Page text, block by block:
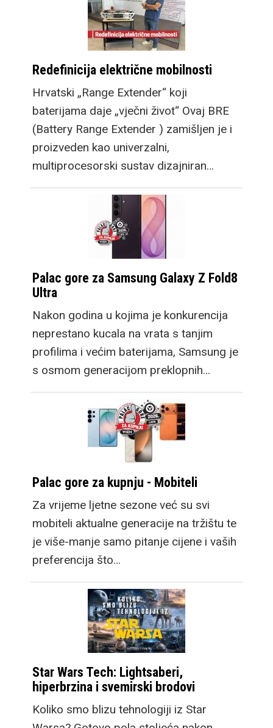
Redefinicija električne mobilnosti
Hrvatski „Range Extender“ koji
baterijama daje „vječni život“ Ovaj BRE
(Battery Range Extender ) zamišljen je i
proizveden kao univerzalni,
multiprocesorski sustav dizajniran…
Palac gore za Samsung Galaxy Z Fold8
Ultra
Nakon godina u kojima je konkurencija
neprestano kucala na vrata s tanjim
profilima i većim baterijama, Samsung je
s osmom generacijom preklopnih…
Palac gore za kupnju - Mobiteli
Za vrijeme ljetne sezone već su svi
mobiteli aktualne generacije na tržištu te
je više-manje samo pitanje cijene i vaših
preferencija što…
Star Wars Tech: Lightsaberi,
hiperbrzina i svemirski brodovi
Koliko smo blizu tehnologiji iz Star